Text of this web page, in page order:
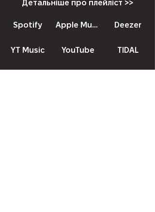
Детальніше про плейліст >>
Spotify Apple Music Deezer
YT Music YouTube TIDAL